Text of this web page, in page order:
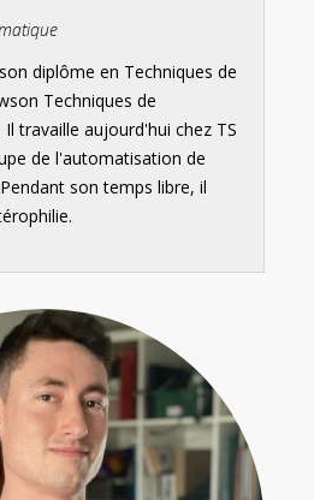
diplôme en Techniques de
Techniques de
Il travaille aujourd'hui chez TS
de l'automatisation de
son temps libre, il